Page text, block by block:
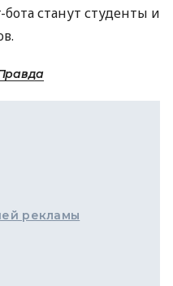
станут студенты и
рекламы